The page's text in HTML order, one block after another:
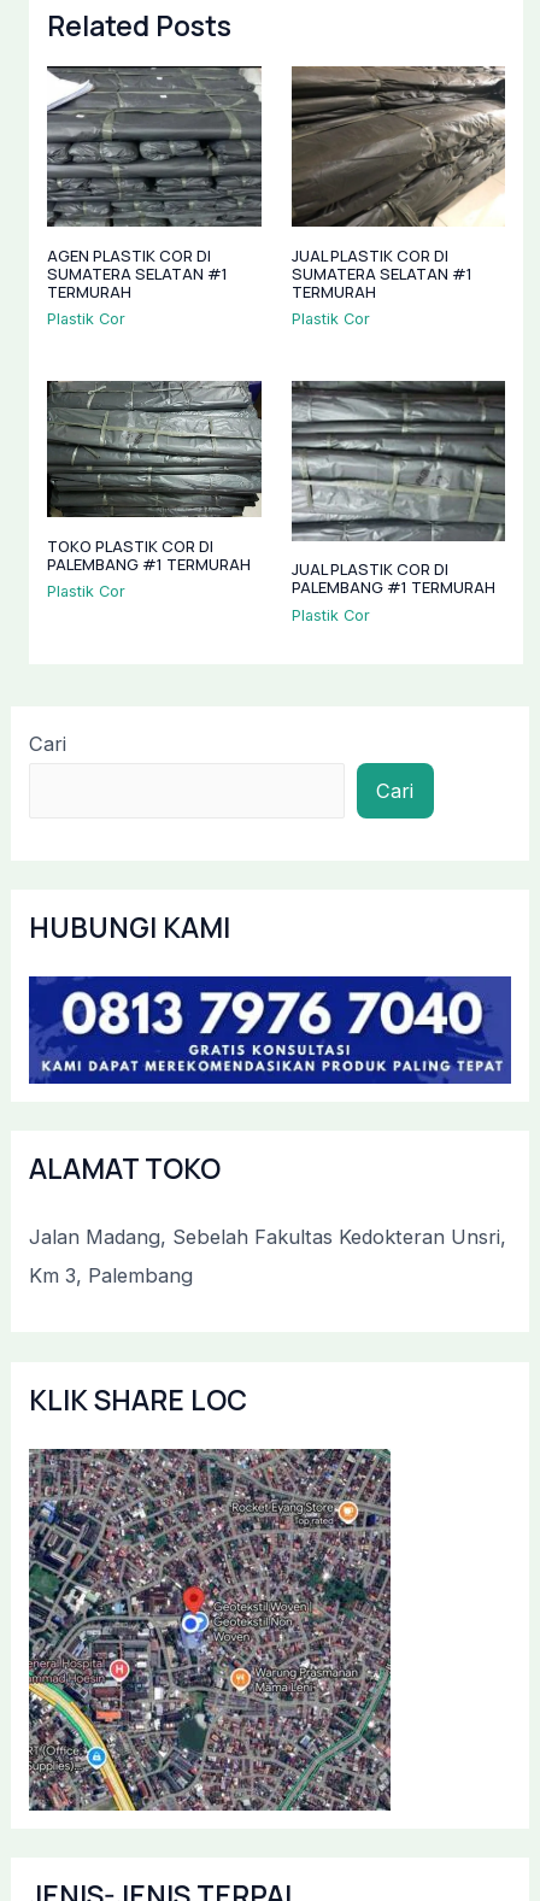
Related Posts
AGEN PLASTIK COR DI
SUMATERA SELATAN #1
TERMURAH
Plastik Cor
JUAL PLASTIK COR DI
SUMATERA SELATAN #1
TERMURAH
Plastik Cor
TOKO PLASTIK COR DI
PALEMBANG #1 TERMURAH
Plastik Cor
JUAL PLASTIK COR DI
PALEMBANG #1 TERMURAH
Plastik Cor
Cari
Cari
HUBUNGI KAMI
ALAMAT TOKO
Jalan Madang, Sebelah Fakultas Kedokteran Unsri,
Km 3, Palembang
KLIK SHARE LOC